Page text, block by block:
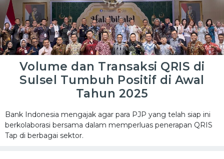
Volume dan Transaksi QRIS di
Sulsel Tumbuh Positif di Awal
Tahun 2025
Bank Indonesia mengajak agar para PJP yang telah siap ini
berkolaborasi bersama dalam memperluas penerapan QRIS
Tap di berbagai sektor.